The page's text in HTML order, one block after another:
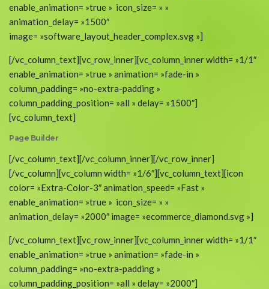
enable_animation= »true » icon_size= » »
animation_delay= »1500″
image= »software_layout_header_complex.svg »]
[/vc_column_text][vc_row_inner][vc_column_inner width= »1/1″
enable_animation= »true » animation= »fade-in »
column_padding= »no-extra-padding »
column_padding_position= »all » delay= »1500″]
[vc_column_text]
Page Builder
[/vc_column_text][/vc_column_inner][/vc_row_inner]
[/vc_column][vc_column width= »1/6″][vc_column_text][icon
color= »Extra-Color-3″ animation_speed= »Fast »
enable_animation= »true » icon_size= » »
animation_delay= »2000″ image= »ecommerce_diamond.svg »]
[/vc_column_text][vc_row_inner][vc_column_inner width= »1/1″
enable_animation= »true » animation= »fade-in »
column_padding= »no-extra-padding »
column_padding_position= »all » delay= »2000″]